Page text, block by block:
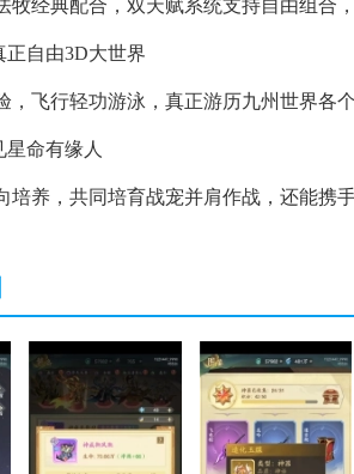
牧经典配合，双天赋系统支持自由组合
正自由3D大世界
，飞行轻功游泳，真正游历九州世界各个
命有缘人
培养，共同培育战宠并肩作战，还能携